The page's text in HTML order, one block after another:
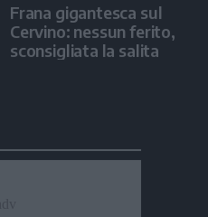
Frana gigantesca sul
Cervino: nessun ferito,
sconsigliata la salita